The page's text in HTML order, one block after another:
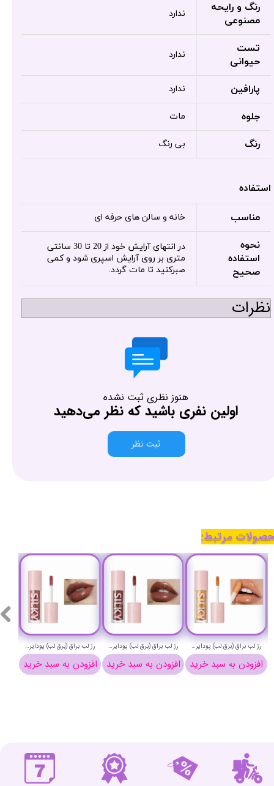
رنگ و رایحه
مصنوعی
ندارد
تست
حیوانی
ندارد
پارافین ندارد
جلوه مات
رنگ بی رنگ
استفاده
مناسب خانه و سالن های حرفه ای
نحوه
استفاده
صحیح
در انتهای آرایش خود از 20 تا 30 سانتی
متری بر روی آرایش اسپری شود و کمی
صبرکنید تا مات گردد.
نظرات
هنوز نظری ثبت نشده
اولین نفری باشید که نظر می‌دهید
ثبت نظر
رژ لب براق (برق لب) پودایر شماره 4 - Pudaier silky lip gloss 4
افزودن به سبد خرید
رژ لب براق (برق لب) پودایر شماره 6 - Pudaier silky lip gloss 6
افزودن به سبد خرید
رژ لب براق (برق لب) پودایر شماره 15 - Pudaier silky lip gloss 15
افزودن به سبد خرید
مرتبط: